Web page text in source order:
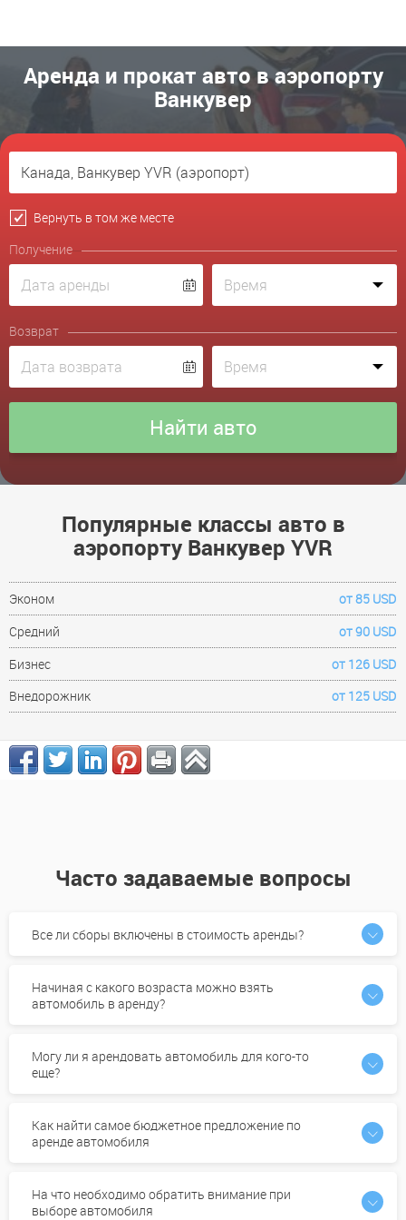
Аренда и прокат авто в аэропорту
Ванкувер
Вернуть в том же месте
Получение
Возврат
Популярные классы авто в
аэропорту Ванкувер YVR
Эконом
от 85 USD
Средний
от 90 USD
Бизнес
от 126 USD
Внедорожник
от 125 USD
Часто задаваемые вопросы
Все ли сборы включены в стоимость аренды?
Начиная с какого возраста можно взять
автомобиль в аренду?
Могу ли я арендовать автомобиль для кого-то
еще?
Как найти самое бюджетное предложение по
аренде автомобиля
На что необходимо обратить внимание при
выборе автомобиля